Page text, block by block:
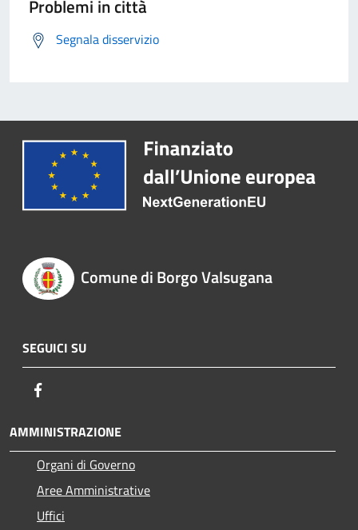
Problemi in città
Segnala disservizio
Comune di Borgo Valsugana
SEGUICI SU
AMMINISTRAZIONE
Organi di Governo
Aree Amministrative
Uffici